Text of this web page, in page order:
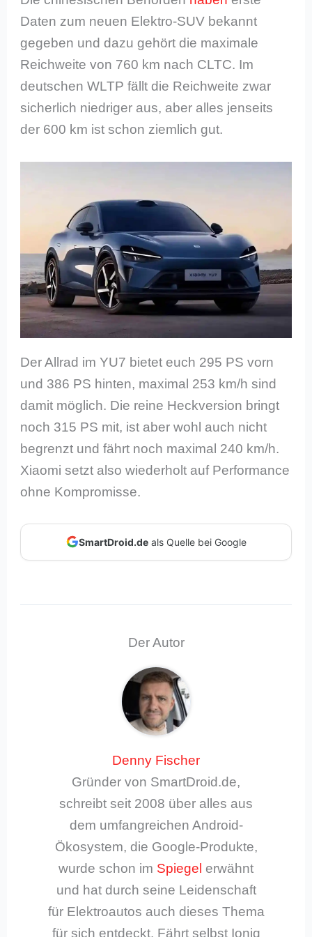
Daten zum neuen Elektro-SUV bekannt
gegeben und dazu gehört die maximale
Reichweite von 760 km nach CLTC. Im
deutschen WLTP fällt die Reichweite zwar
sicherlich niedriger aus, aber alles jenseits
der 600 km ist schon ziemlich gut.
Der Allrad im YU7 bietet euch 295 PS vorn
und 386 PS hinten, maximal 253 km/h sind
damit möglich. Die reine Heckversion bringt
noch 315 PS mit, ist aber wohl auch nicht
begrenzt und fährt noch maximal 240 km/h.
Xiaomi setzt also wiederholt auf Performance
ohne Kompromisse.
SmartDroid.deals Quelle bei Google
Der Autor
Denny Fischer
Gründer von SmartDroid.de,
schreibt seit 2008 über alles aus
dem umfangreichen Android-
Ökosystem, die Google-Produkte,
wurde schon im Spiegel erwähnt
und hat durch seine Leidenschaft
für Elektroautos auch dieses Thema
für sich entdeckt. Fährt selbst Ioniq